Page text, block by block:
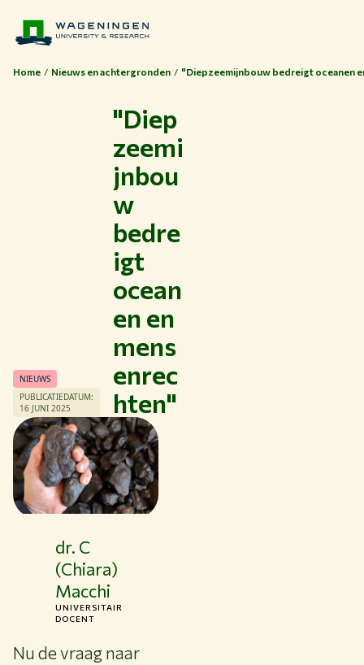
Thema's
Studeren bij WUR
Samenwerken met WUR
Over WUR
NIEUWS & ACHTERGRONDEN
HUIDIGE STUDENTEN
BIBLIOTHEEK
CONTACT
Home Nieuws en achtergronden "Diepzeemijnbouw bedreigt oceanen
NIEUWS
PUBLICATIEDATUM:
16 JUNI 2025
"Diep
zeemi
jnbou
w
bedre
igt
ocean
en en
mens
enrec
hten"
dr. C
(Chiara)
Macchi
UNIVERSITAIR
DOCENT
Nu de vraag naar